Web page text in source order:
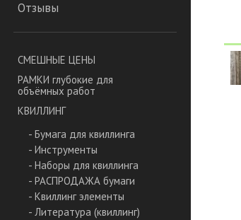
Отзывы
СМЕШНЫЕ ЦЕНЫ
РАМКИ глубокие для
объёмных работ
КВИЛЛИНГ
- Бумага для квиллинга
- Инструменты
- Наборы для квиллинга
- РАСПРОДАЖА бумаги
- Квиллинг элементы
- Литература (квиллинг)